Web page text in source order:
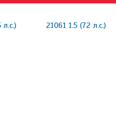
л.с.) 21061 1.5 (72 л.с.)